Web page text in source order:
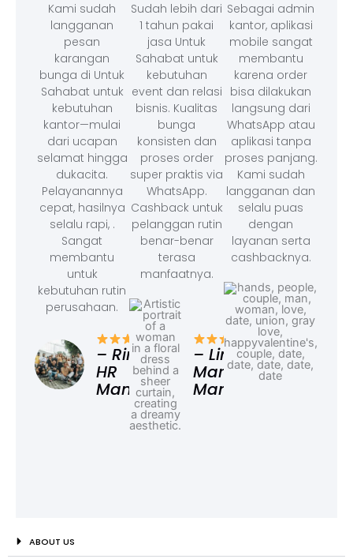
Kami sudah
langganan
pesan
karangan
bunga di Untuk
Sahabat untuk
kebutuhan
kantor—mulai
dari ucapan
selamat hingga
dukacita.
Pelayanannya
cepat, hasilnya
selalu rapi, .
Sangat
membantu
untuk
kebutuhan rutin
perusahaan.
– Rina,
HR
Manager
Sudah lebih dari
1 tahun pakai
jasa Untuk
Sahabat untuk
kebutuhan
event dan relasi
bisnis. Kualitas
bunga
konsisten dan
proses order
super praktis via
WhatsApp.
Cashback untuk
pelanggan rutin
benar-benar
terasa
manfaatnya.
– Linda,
Marketing
Manager
Sebagai admin
kantor, aplikasi
mobile sangat
membantu
karena order
bisa dilakukan
langsung dari
WhatsApp atau
aplikasi tanpa
proses panjang.
Kami sudah
langganan dan
selalu puas
dengan
layanan serta
cashbacknya.
ABOUT US